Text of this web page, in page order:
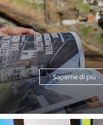
Saperne di più